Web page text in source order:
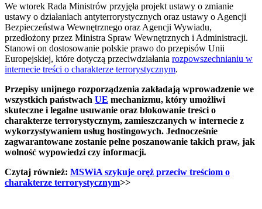
We wtorek Rada Ministrów przyjęła projekt ustawy o zmianie
ustawy o działaniach antyterrorystycznych oraz ustawy o Agencji
Bezpieczeństwa Wewnętrznego oraz Agencji Wywiadu,
przedłożony przez Ministra Spraw Wewnętrznych i Administracji.
Stanowi on dostosowanie polskie prawo do przepisów Unii
Europejskiej, które dotyczą przeciwdziałania rozpowszechnianiu w
internecie treści o charakterze terrorystycznym.
Przepisy unijnego rozporządzenia zakładają wprowadzenie we
wszystkich państwach UE mechanizmu, który umożliwi
skuteczne i legalne usuwanie oraz blokowanie treści o
charakterze terrorystycznym, zamieszczanych w internecie z
wykorzystywaniem usług hostingowych. Jednocześnie
zagwarantowane zostanie pełne poszanowanie takich praw, jak
wolność wypowiedzi czy informacji.
Czytaj również: MSWiA szykuje oręż przeciw treściom o
charakterze terrorystycznym>>